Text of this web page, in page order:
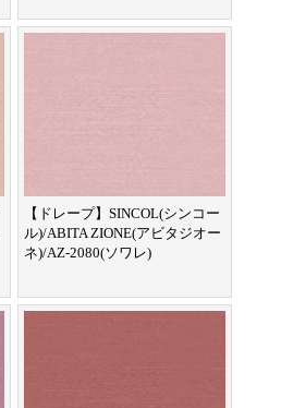
【ドレープ】SINCOL(シンコー
ル)/ABITA ZIONE(アビタジオー
ネ)/AZ-2080(ソワレ)